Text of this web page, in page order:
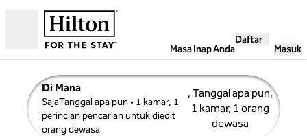
Masa Inap Anda
Daftar
Masuk
Di Mana
SajaTanggal apa pun• 1 kamar, 1
perincian pencarian untuk diedit
orang dewasa
, Tanggal apa pun,
1 kamar, 1 orang
dewasa